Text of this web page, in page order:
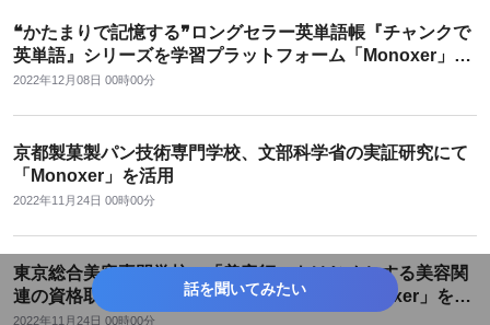
話を聞いてみたい
❝かたまりで記憶する❞ロングセラー英単語帳『チャンクで
英単語』シリーズを学習プラットフォーム「Monoxer」に
て提供開始
2022年12月08日 00時00分
京都製菓製パン技術専門学校、文部科学省の実証研究にて
「Monoxer」を活用
2022年11月24日 00時00分
東京総合美容専門学校、「美容師」をはじめとする美容関
連の資格取得に向けた知識事項の定着に「Monoxer」を活
用
2022年11月24日 00時00分